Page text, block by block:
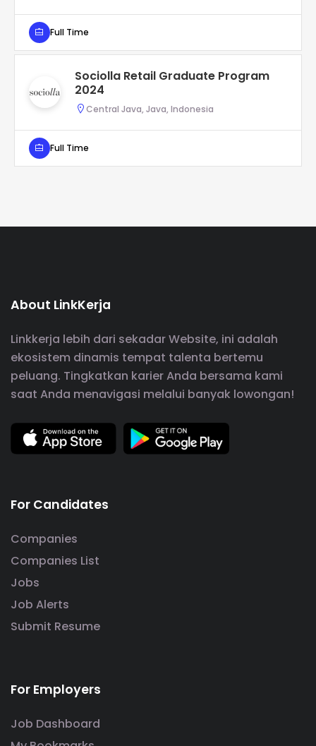
Full Time
Sociolla Retail Graduate Program
2024
Central Java, Java, Indonesia
Full Time
About LinkKerja
Linkkerja lebih dari sekadar Website, ini adalah
ekosistem dinamis tempat talenta bertemu
peluang. Tingkatkan karier Anda bersama kami
saat Anda menavigasi melalui banyak lowongan!
For Candidates
Companies
Companies List
Jobs
Job Alerts
Submit Resume
For Employers
Job Dashboard